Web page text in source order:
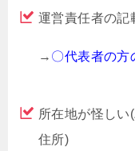
運営責任者の記
→ 〇代表者の方
所在地が怪し
住所)